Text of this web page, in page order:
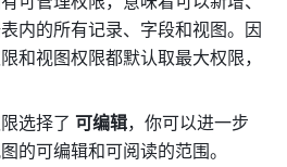
内的所有记录、字段和视图。因
和视图权限都默认取最大权限，
选择了 可编辑，你可以进一步
的可编辑和可阅读的范围。